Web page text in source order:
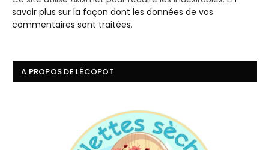
savoir plus sur la façon dont les données de vos
commentaires sont traitées.
A PROPOS DE LÉCOPOT